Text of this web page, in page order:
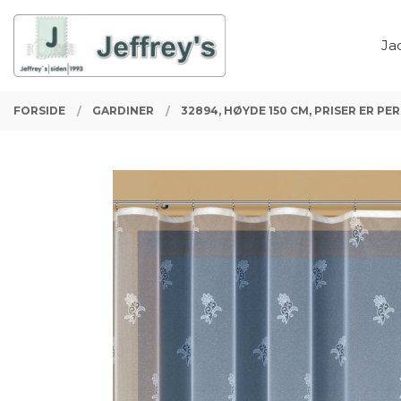
innholdet
PRODUKTER
Lukk
FORSIDE GARDINER 32894, HØYDE 150 CM, PRISER ER